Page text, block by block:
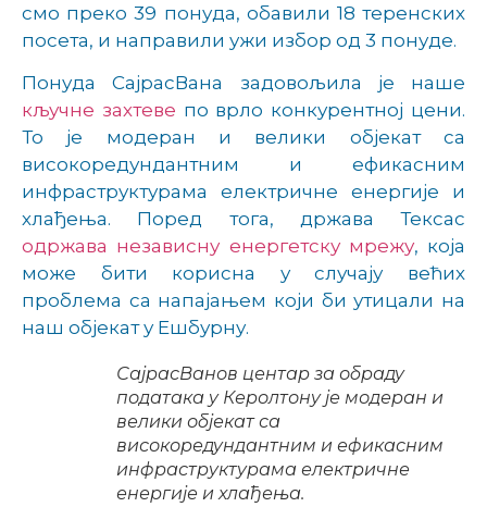
смо преко 39 понуда, обавили 18 теренских
посета, и направили ужи избор од 3 понуде.
Понуда СајрасВана задовољила је наше
кључне захтеве по врло конкурентној цени.
То је модеран и велики објекат са
високоредундантним и ефикасним
инфраструктурама електричне енергије и
хлађења. Поред тога, држава Тексас
одржава независну енергетску мрежу, која
може бити корисна у случају већих
проблема са напајањем који би утицали на
наш објекат у Ешбурну.
СајрасВанов центар за обраду
података у Керолтону је модеран и
велики објекат са
високоредундантним и ефикасним
инфраструктурама електричне
енергије и хлађења.